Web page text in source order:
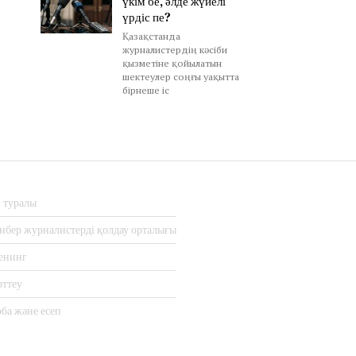
үрдіс пе?
Қазақстанда
журналистердің кәсіби
қызметіне қойылатын
шектеулер соңғы уақытта
бірнеше іс
туралы
журналистерді қолдау орталығы
және есеп